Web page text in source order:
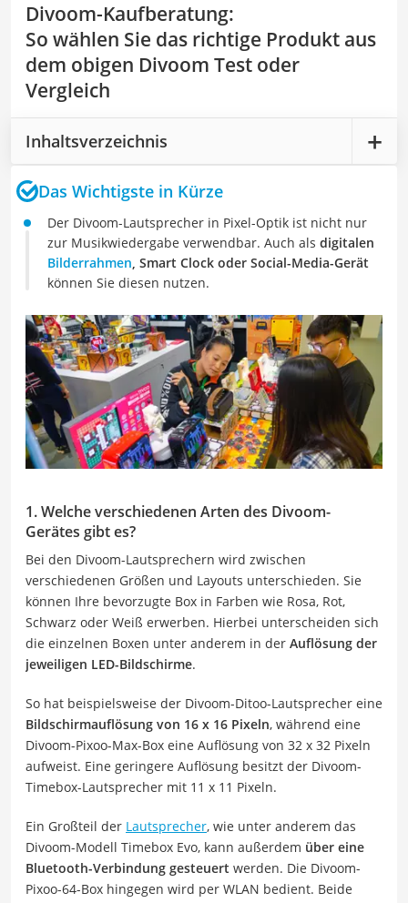
Divoom-Kaufberatung:
So wählen Sie das richtige Produkt aus
dem obigen Divoom Test oder
Vergleich
Inhaltsverzeichnis
Das Wichtigste in Kürze
Der Divoom-Lautsprecher in Pixel-Optik ist nicht nur
zur Musikwiedergabe verwendbar. Auch als digitalen
Bilderrahmen, Smart Clock oder Social-Media-Gerät
können Sie diesen nutzen.
1. Welche verschiedenen Arten des Divoom-
Gerätes gibt es?
Bei den Divoom-Lautsprechern wird zwischen
verschiedenen Größen und Layouts unterschieden. Sie
können Ihre bevorzugte Box in Farben wie Rosa, Rot,
Schwarz oder Weiß erwerben. Hierbei unterscheiden sich
die einzelnen Boxen unter anderem in der Auflösung der
jeweiligen LED-Bildschirme.
So hat beispielsweise der Divoom-Ditoo-Lautsprecher eine
Bildschirmauflösung von 16 x 16 Pixeln, während eine
Divoom-Pixoo-Max-Box eine Auflösung von 32 x 32 Pixeln
aufweist. Eine geringere Auflösung besitzt der Divoom-
Timebox-Lautsprecher mit 11 x 11 Pixeln.
Ein Großteil der Lautsprecher, wie unter anderem das
Divoom-Modell Timebox Evo, kann außerdem über eine
Bluetooth-Verbindung gesteuert werden. Die Divoom-
Pixoo-64-Box hingegen wird per WLAN bedient. Beide